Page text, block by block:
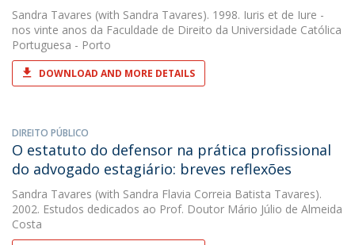
Sandra Tavares (with Sandra Tavares). 1998. Iuris et de Iure -
nos vinte anos da Faculdade de Direito da Universidade Católica
Portuguesa - Porto
DOWNLOAD AND MORE DETAILS
DIREITO PÚBLICO
O estatuto do defensor na prática profissional
do advogado estagiário: breves reflexões
Sandra Tavares (with Sandra Flavia Correia Batista Tavares).
2002. Estudos dedicados ao Prof. Doutor Mário Júlio de Almeida
Costa